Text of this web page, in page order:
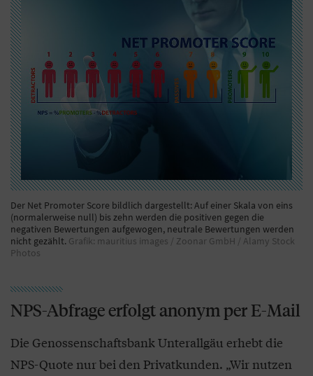
Der Net Promoter Score bildlich dargestellt: Auf einer Skala von eins
(normalerweise null) bis zehn werden die positiven gegen die
negativen Bewertungen aufgewogen, neutrale Bewertungen werden
nicht gezählt. Grafik: mauritius images / Zoonar GmbH / Alamy Stock
Photos
NPS-Abfrage erfolgt anonym per E-Mail
Die Genossenschaftsbank Unterallgäu erhebt die
NPS-Quote nur bei den Privatkunden. „Wir nutzen